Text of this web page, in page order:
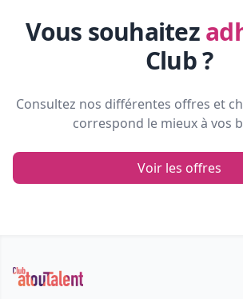
Vous souhaitez
Club ?
Consultez nos différentes offres et
correspond le mieux à vos
Voir les offres